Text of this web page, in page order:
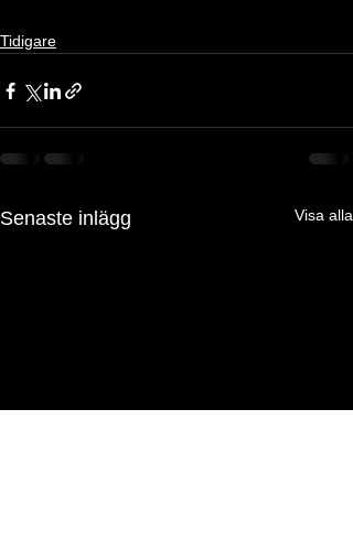
Tidigare
Senaste inlägg Visa alla